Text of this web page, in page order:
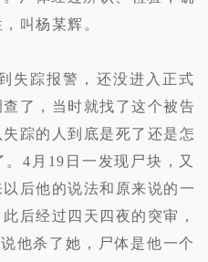
叫杨某辉。
失踪报警，还没进入正式
了，当时就找了这个被告
踪的人到底是死了还是怎
4月19日一发现尸块，又
后他的说法和原来说的一
后经过四天四夜的突审，
他杀了她，尸体是他一个